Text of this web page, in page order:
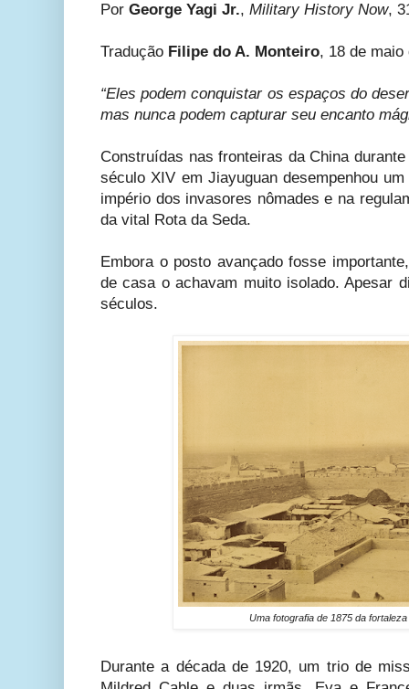
Por George Yagi Jr., Military History Now,
Tradução Filipe do A. Monteiro, 18 de maio
“Eles podem conquistar os espaços do
mas nunca podem capturar seu encanto
Construídas nas fronteiras da China
século XIV em Jiayuguan desempenhou
império dos invasores nômades e na
da vital Rota da Seda.
Embora o posto avançado fosse
de casa o achavam muito isolado. Apesar
séculos.
Uma fotografia de 1875 da
Durante a década de 1920, um trio de